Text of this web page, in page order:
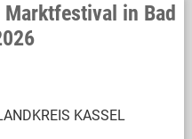
in Bad
KASSEL